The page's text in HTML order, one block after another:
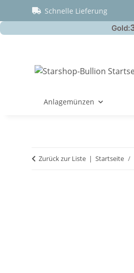
Schnelle Lieferung
Anlagemünzen
Zurück zur Liste Startseite